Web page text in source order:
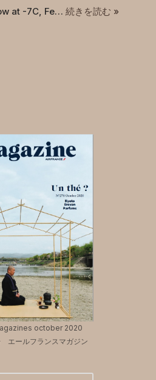
at -7C, Fe… 続きを読む »
october 2020
エールフランスマガジン